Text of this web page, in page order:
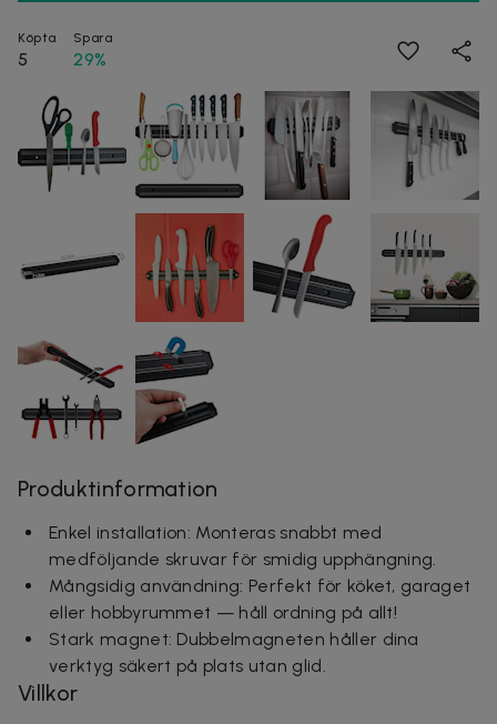
Köpta
5
Spara
29%
Produktinformation
Enkel installation: Monteras snabbt med
medföljande skruvar för smidig upphängning.
Mångsidig användning: Perfekt för köket, garaget
eller hobbyrummet — håll ordning på allt!
Stark magnet: Dubbelmagneten håller dina
verktyg säkert på plats utan glid.
Villkor